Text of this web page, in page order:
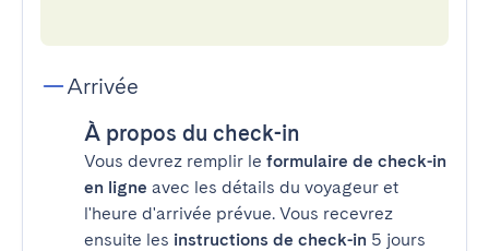
Arrivée
À propos du check-in
Vous devrez remplir le formulaire de check-in
en ligne avec les détails du voyageur et
l'heure d'arrivée prévue. Vous recevrez
ensuite les instructions de check-in 5 jours